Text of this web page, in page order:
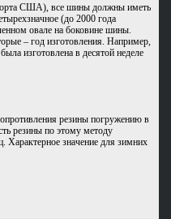
США), все шины должны иметь
(до 2000 года
овале на боковине шины.
– год изготовления. Например,
изготовлена в десятой неделе
резины погружению в
резины по этому методу
Характерное значение для зимних